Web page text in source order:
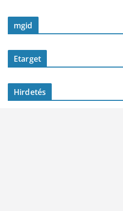
mgid
Etarget
Hirdetés